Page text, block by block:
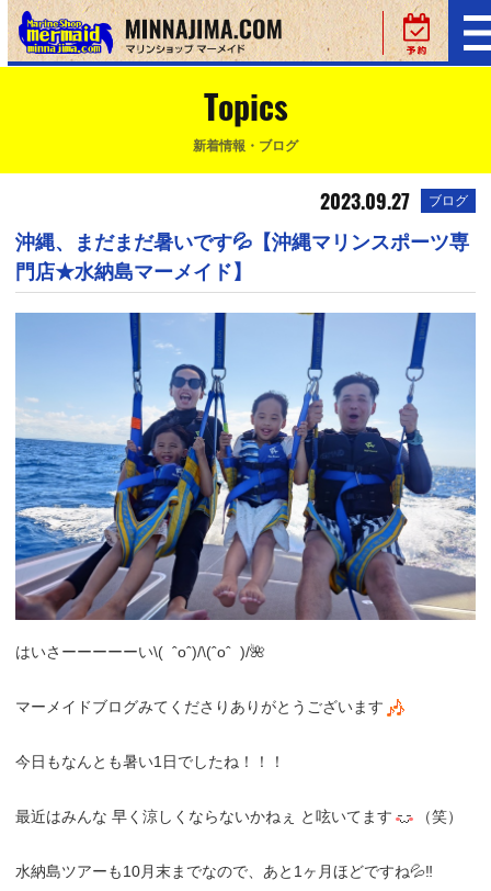
Topics
新着情報・ブログ
2023.09.27 ブログ
沖縄、まだまだ暑いです💦【沖縄マリンスポーツ専
門店★水納島マーメイド】
はいさーーーーーい\( ˆoˆ)/\(ˆoˆ )/🌺
マーメイドブログみてくださりありがとうございます
今日もなんとも暑い1日でしたね！！！
最近はみんな 早く涼しくならないかねぇ と呟いてます （笑）
水納島ツアーも10月末までなので、あと1ヶ月ほどですね💦‼︎